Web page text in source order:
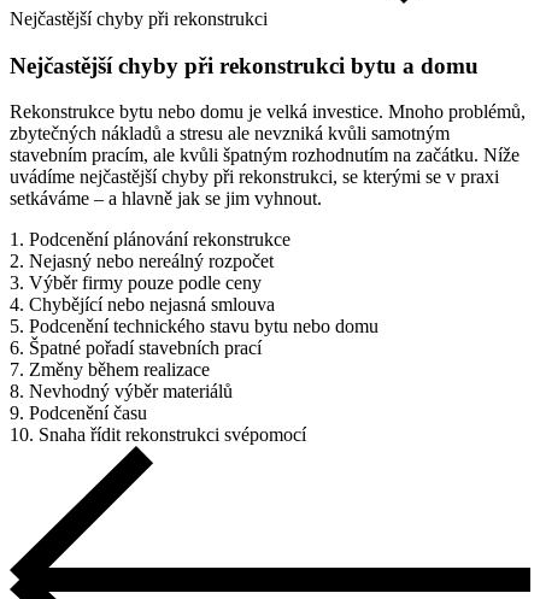
Nejčastější chyby při rekonstrukci
Nejčastější chyby při rekonstrukci bytu a domu
Rekonstrukce bytu nebo domu je velká investice. Mnoho problémů,
zbytečných nákladů a stresu ale nevzniká kvůli samotným
stavebním pracím, ale kvůli špatným rozhodnutím na začátku. Níže
uvádíme nejčastější chyby při rekonstrukci, se kterými se v praxi
setkáváme – a hlavně jak se jim vyhnout.
1. Podcenění plánování rekonstrukce
2. Nejasný nebo nereálný rozpočet
3. Výběr firmy pouze podle ceny
4. Chybějící nebo nejasná smlouva
5. Podcenění technického stavu bytu nebo domu
6. Špatné pořadí stavebních prací
7. Změny během realizace
8. Nevhodný výběr materiálů
9. Podcenění času
10. Snaha řídit rekonstrukci svépomocí